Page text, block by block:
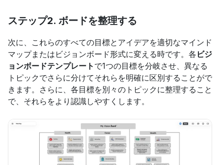
ステップ2. ボードを整理する
次に、これらのすべての目標とアイデアを適切なマインド
マップまたはビジョンボード形式に変える時です。各 ビジ
ョンボードテンプレート で1つの目標を分岐させ、異なる
トピックでさらに分けてそれらを明確に区別することがで
きます。さらに、各目標を別々のトピックに整理すること
で、それらをより認識しやすくします。